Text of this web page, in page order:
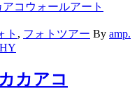
ト , フォトツアー By amp.
カアコ